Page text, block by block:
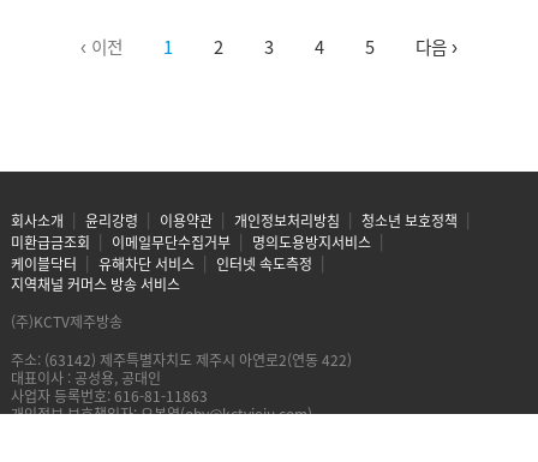
‹ 이전 1 2 3 4 5 다음 ›
회사소개 윤리강령 이용약관 개인정보처리방침
청소년 보호정책
미환급금조회
이메일무단수집거부
명의도용방지서비스
케이블닥터
유해차단 서비스
인터넷 속도측정
지역채널 커머스 방송 서비스
(주)KCTV제주방송
주소: (63142) 제주특별자치도 제주시 아연로2(연동 422)
대표이사 : 공성용, 공대인
사업자 등록번호: 616-81-11863
개인정보 보호책임자: 오봉열(oby@kctvjeju.com)